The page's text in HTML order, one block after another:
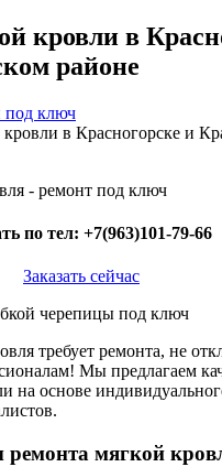
кровли в
районе
под ключ
в Красногорске и
по тел: +7(963)101-79-66
Заказать сейчас
черепицы под ключ
требует ремонта, не
Мы предлагаем
на основе
ремонта мягкой